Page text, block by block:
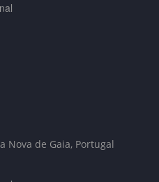
Nova de Gaia, Portugal